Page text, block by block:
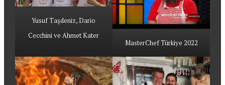
Yusuf Taşdeniz, Dario
Cecchini ve Ahmet Kater
MasterChef Türkiye 2022